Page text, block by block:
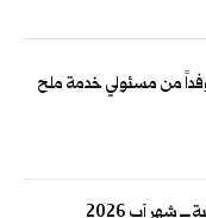
من مسئولي خدمة ملح
شهر آب 2026